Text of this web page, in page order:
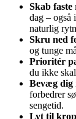
Skab
dag – også
naturlig
Skru ned
og tunge
Prioritér
du ikke
Bevæg dig
forbedrer
sengetid.
Lyt til